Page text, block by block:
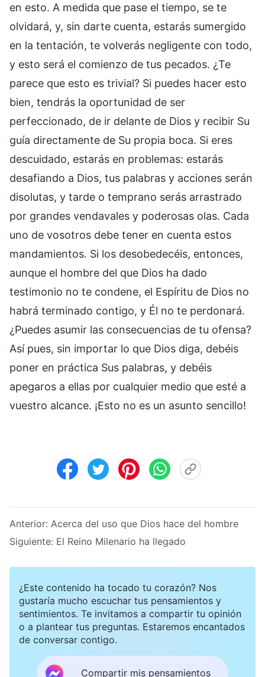
en esto. A medida que pase el tiempo, se te
olvidará, y, sin darte cuenta, estarás sumergido
en la tentación, te volverás negligente con todo,
y esto será el comienzo de tus pecados. ¿Te
parece que esto es trivial? Si puedes hacer esto
bien, tendrás la oportunidad de ser
perfeccionado, de ir delante de Dios y recibir Su
guía directamente de Su propia boca. Si eres
descuidado, estarás en problemas: estarás
desafiando a Dios, tus palabras y acciones serán
disolutas, y tarde o temprano serás arrastrado
por grandes vendavales y poderosas olas. Cada
uno de vosotros debe tener en cuenta estos
mandamientos. Si los desobedecéis, entonces,
aunque el hombre del que Dios ha dado
testimonio no te condene, el Espíritu de Dios no
habrá terminado contigo, y Él no te perdonará.
¿Puedes asumir las consecuencias de tu ofensa?
Así pues, sin importar lo que Dios diga, debéis
poner en práctica Sus palabras, y debéis
apegaros a ellas por cualquier medio que esté a
vuestro alcance. ¡Esto no es un asunto sencillo!
Anterior: Acerca del uso que Dios hace del hombre
Siguiente: El Reino Milenario ha llegado
¿Este contenido ha tocado tu corazón? Nos
gustaría mucho escuchar tus pensamientos y
sentimientos. Te invitamos a compartir tu opinión
o a plantear tus preguntas. Estaremos encantados
de conversar contigo.
Compartir mis pensamientos